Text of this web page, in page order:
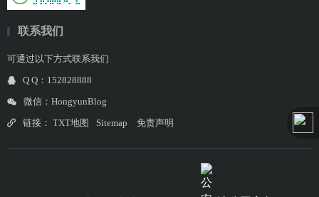
联系我们
可通过以下方式联系我们
Q Q：152828888
微信：HongyunBlog
链接： TXT地图 Sitemap 免责声明